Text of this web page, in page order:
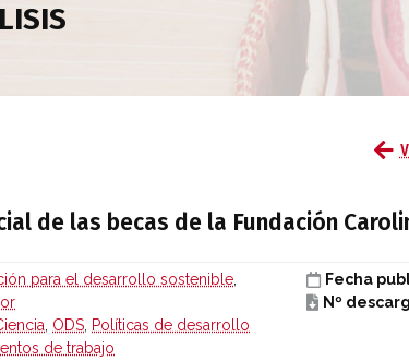
social de las becas de la
de las becas de la Fundación
para el desarrollo sostenible,
, ODS, Políticas de desarrollo
de trabajo
Fecha
Nº